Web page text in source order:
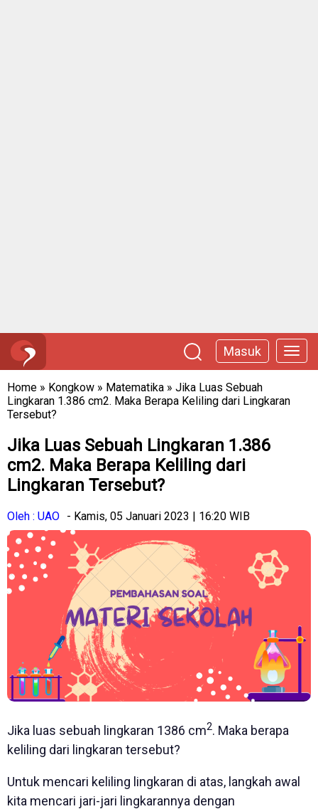
Masuk
Home » Kongkow » Matematika » Jika Luas Sebuah
Lingkaran 1.386 cm2. Maka Berapa Keliling dari Lingkaran
Tersebut?
Jika Luas Sebuah Lingkaran 1.386
cm2. Maka Berapa Keliling dari
Lingkaran Tersebut?
Oleh : UAO - Kamis, 05 Januari 2023 | 16:20 WIB
Jika luas sebuah lingkaran 1386 cm2. Maka berapa
keliling dari lingkaran tersebut?
Untuk mencari keliling lingkaran di atas, langkah awal
kita mencari jari-jari lingkarannya dengan